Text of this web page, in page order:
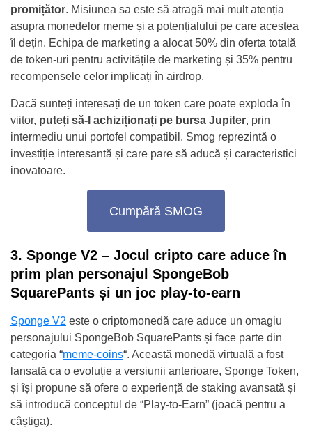
promițător. Misiunea sa este să atragă mai mult atenția
asupra monedelor meme și a potențialului pe care acestea
îl dețin. Echipa de marketing a alocat 50% din oferta totală
de token-uri pentru activitățile de marketing și 35% pentru
recompensele celor implicați în airdrop.
Dacă sunteți interesați de un token care poate exploda în
viitor, puteți să-l achiziționați pe bursa Jupiter, prin
intermediu unui portofel compatibil. Smog reprezintă o
investiție interesantă și care pare să aducă și caracteristici
inovatoare.
Cumpără SMOG
3. Sponge V2 – Jocul cripto care aduce în
prim plan personajul SpongeBob
SquarePants și un joc play-to-earn
Sponge V2 este o criptomonedă care aduce un omagiu
personajului SpongeBob SquarePants și face parte din
categoria “meme-coins“. Această monedă virtuală a fost
lansată ca o evoluție a versiunii anterioare, Sponge Token,
și își propune să ofere o experiență de staking avansată și
să introducă conceptul de “Play-to-Earn” (joacă pentru a
câștiga).